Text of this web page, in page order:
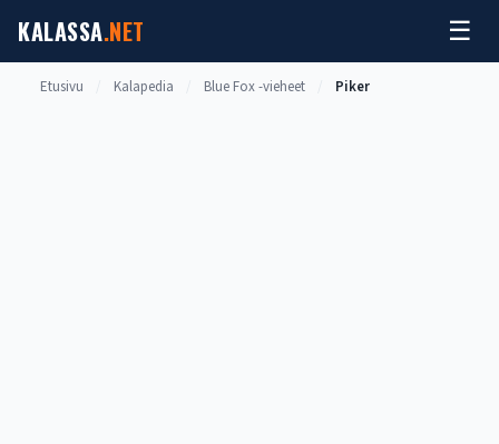
sisältöön
KALASSA.NET ☰
Etusivu Kalapedia Blue Fox -vieheet Piker